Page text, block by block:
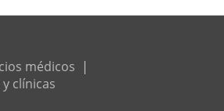
médicos |
clínicas